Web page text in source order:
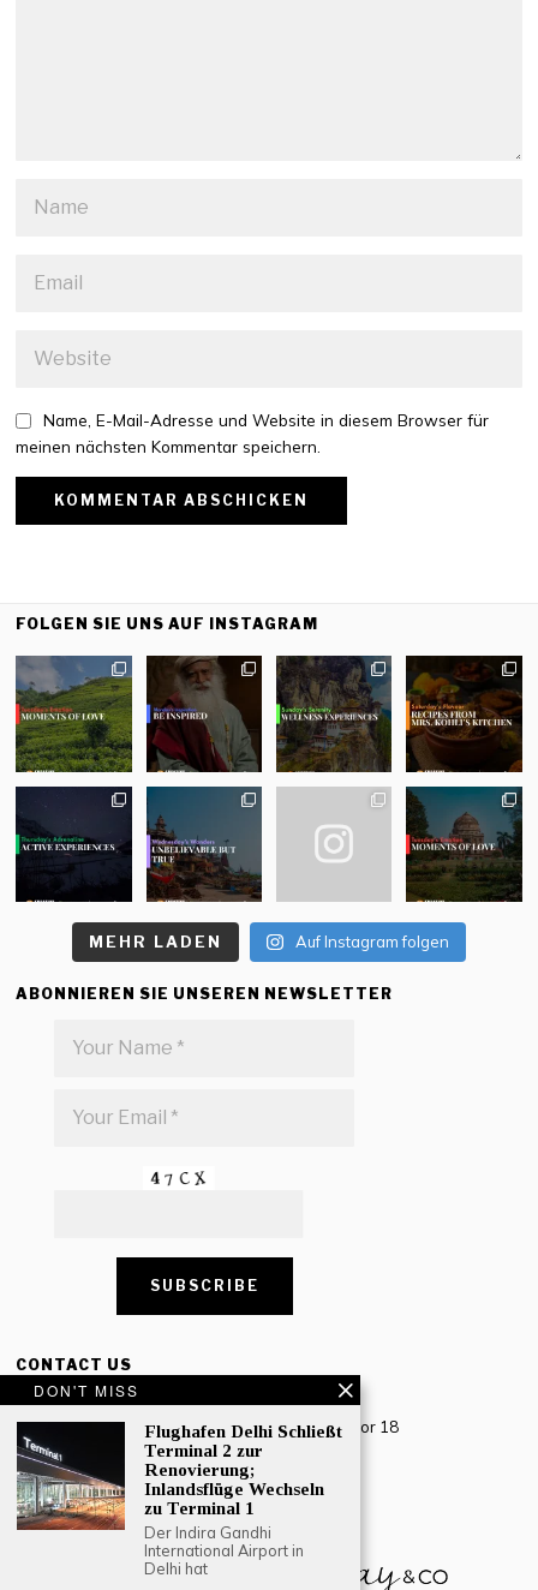
Name, E-Mail-Adresse und Website in diesem Browser für
meinen nächsten Kommentar speichern.
FOLGEN SIE UNS AUF INSTAGRAM
MEHR LADEN Auf Instagram folgen
ABONNIEREN SIE UNSEREN NEWSLETTER
CONTACT US
Creative Travel Pvt. Ltd.
Creative Plaza, 283 Udyog Vihar Phase 2, Sector 18
Gurugram, Haryana – 122016, India
Tel: +91-124 4567777
Email:engage@southasiatraveljournal.com
DON'T MISS
Flughafen Delhi Schließt
Terminal 2 zur
Renovierung;
Inlandsflüge Wechseln
zu Terminal 1
Der Indira Gandhi
International Airport in
Delhi hat